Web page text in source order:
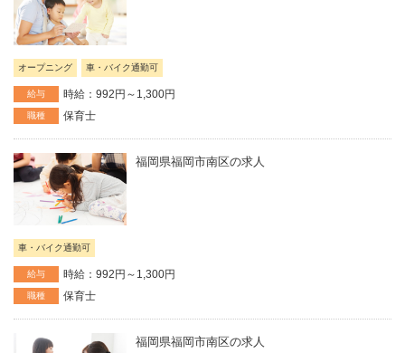
オープニング 車・バイク通勤可
給与 時給：992円～1,300円
職種 保育士
福岡県福岡市南区の求人
車・バイク通勤可
給与 時給：992円～1,300円
職種 保育士
福岡県福岡市南区の求人